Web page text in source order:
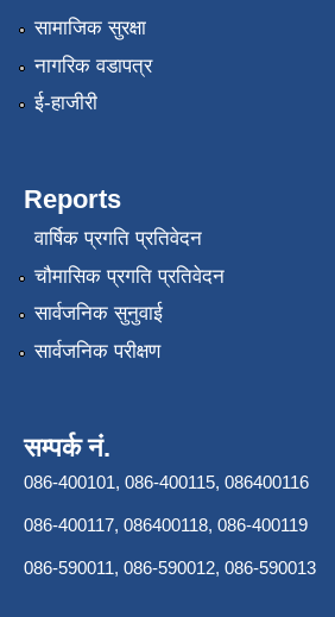
सामाजिक सुरक्षा
नागरिक वडापत्र
ई-हाजीरी
Reports
वार्षिक प्रगति प्रतिवेदन
चौमासिक प्रगति प्रतिवेदन
सार्वजनिक सुनुवाई
सार्वजनिक परीक्षण
सम्पर्क नं.
086-400101, 086-400115, 086400116
086-400117, 086400118, 086-400119
086-590011, 086-590012, 086-590013